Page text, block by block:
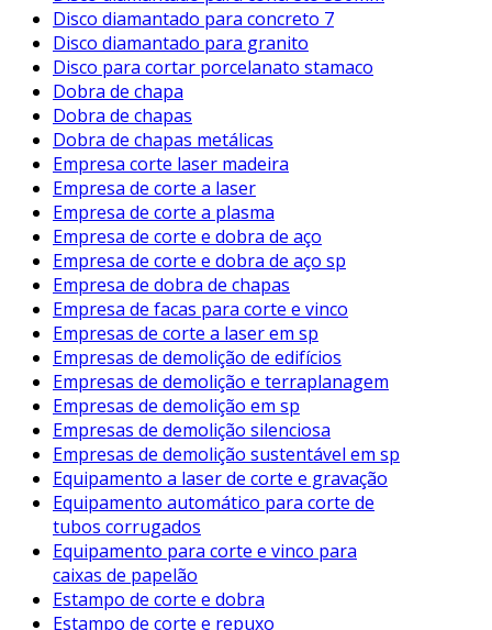
Disco diamantado para concreto 7
Disco diamantado para granito
Disco para cortar porcelanato stamaco
Dobra de chapa
Dobra de chapas
Dobra de chapas metálicas
Empresa corte laser madeira
Empresa de corte a laser
Empresa de corte a plasma
Empresa de corte e dobra de aço
Empresa de corte e dobra de aço sp
Empresa de dobra de chapas
Empresa de facas para corte e vinco
Empresas de corte a laser em sp
Empresas de demolição de edifícios
Empresas de demolição e terraplanagem
Empresas de demolição em sp
Empresas de demolição silenciosa
Empresas de demolição sustentável em sp
Equipamento a laser de corte e gravação
Equipamento automático para corte de
tubos corrugados
Equipamento para corte e vinco para
caixas de papelão
Estampo de corte e dobra
Estampo de corte e repuxo